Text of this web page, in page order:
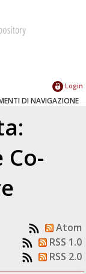
Login
DI NAVIGAZIONE
Co-
Atom
RSS 1.0
RSS 2.0